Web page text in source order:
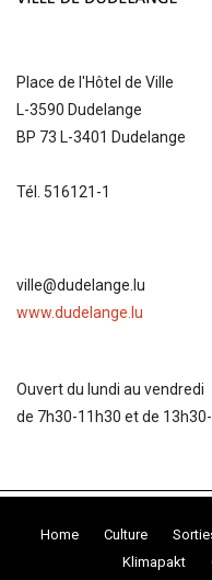
Place de l'Hôtel de Ville
L-3590 Dudelange
BP 73 L-3401 Dudelange
Tél. 516121-1
ville@dudelange.lu
www.dudelange.lu
Ouvert du lundi au vendredi
de 7h30-11h30 et de
Home Culture
Klimapakt